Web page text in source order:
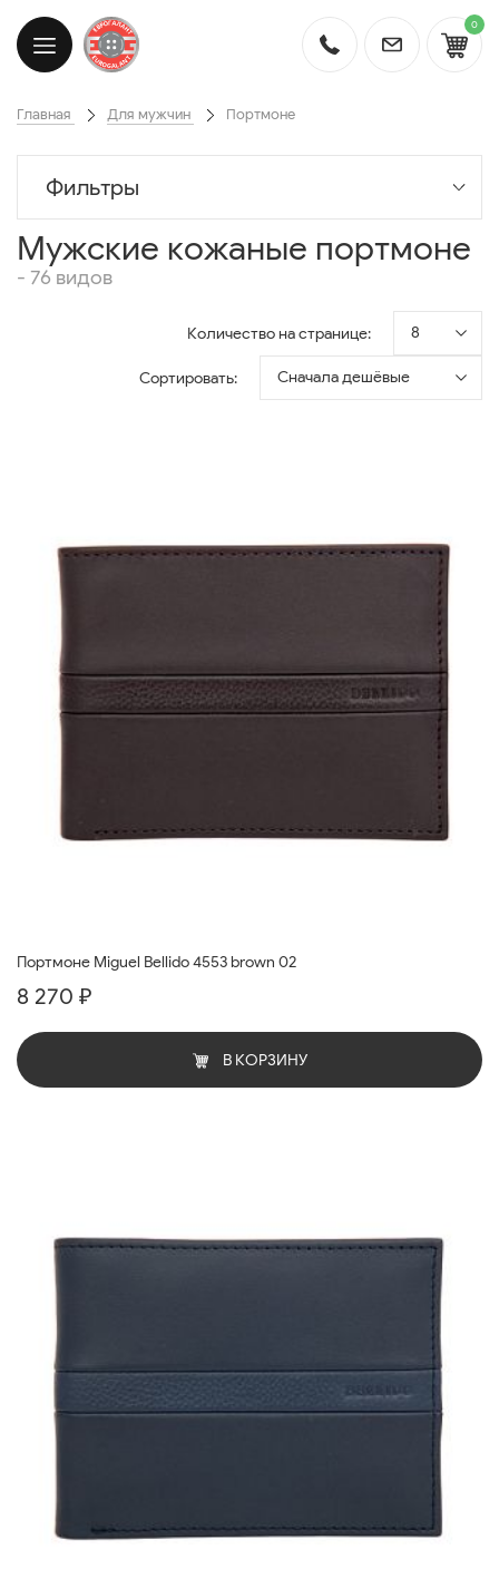
0
Главная Для мужчин Портмоне
Фильтры
Мужские кожаные портмоне
- 76 видов
Количество на странице: 8
Сортировать: Сначала дешёвые
Портмоне Miguel Bellido 4553 brown 02
8 270 ₽
В КОРЗИНУ